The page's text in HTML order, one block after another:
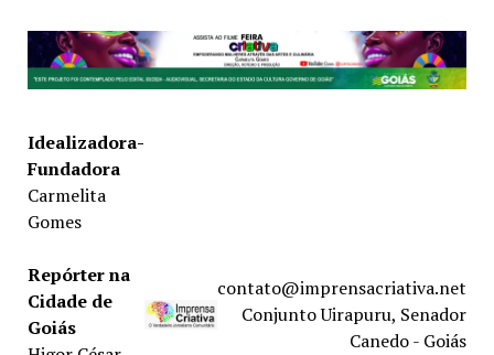
Idealizadora-
Fundadora
Carmelita
Gomes
Repórter na
Cidade de
Goiás
contato@imprensacriativa.net
Conjunto Uirapuru, Senador
Canedo - Goiás